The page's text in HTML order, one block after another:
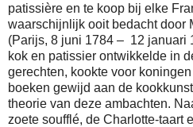
patissière en te koop bij elke
waarschijnlijk ooit bedacht door
(Parijs, 8 juni 1784 – 12 januari
kok en patissier ontwikkelde in
gerechten, kookte voor
boeken gewijd aan de
theorie van deze ambachten.
zoete soufflé, de Charlotte-taart